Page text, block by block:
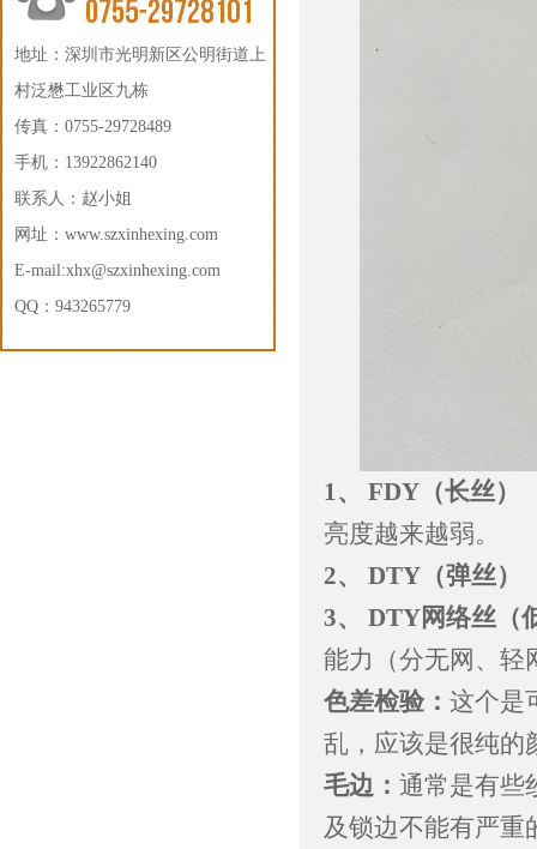
地址：深圳市光明新区公明街道上
村泛懋工业区九栋
传真：0755-29728489
手机：13922862140
联系人：赵小姐
网址： www.szxinhexing.com
E-mail:xhx@szxinhexing.com
QQ：943265779
1、 FDY（长丝）
亮度越来越弱。
2、 DTY（弹丝）
3、 DTY网络丝（
能力（分无网、轻
色差检验： 这个是
乱，应该是很纯的
毛边： 通常是有些
及锁边不能有严重